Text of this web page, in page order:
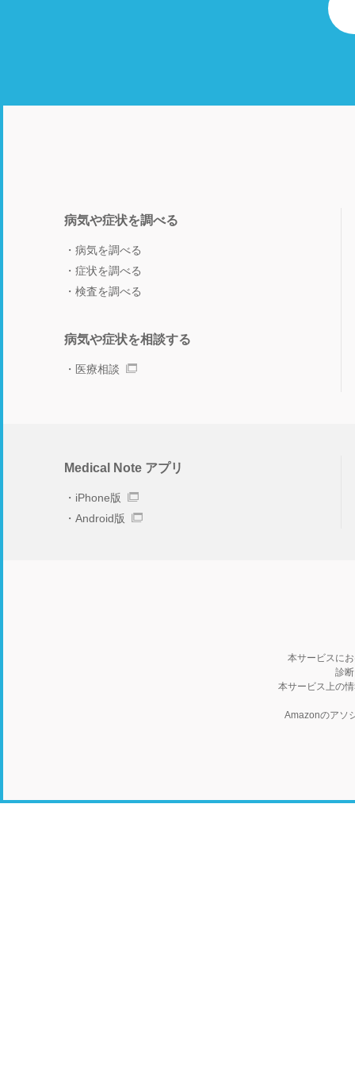
病気や症状を調べる
病気を調べる
症状を調べる
検査を調べる
病気や症状を相談する
医療相談
Medical Note アプリ
iPhone版
Android版
本サービスに
診
本サービス上の
Amazonのアソ